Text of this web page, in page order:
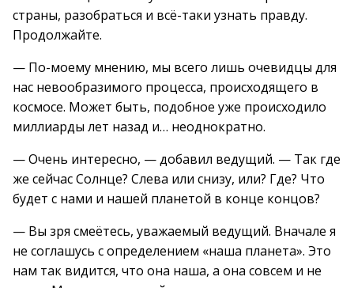
страны, разобраться и всё-таки узнать правду.
Продолжайте.
— По-моему мнению, мы всего лишь очевидцы для
нас невообразимого процесса, происходящего в
космосе. Может быть, подобное уже происходило
миллиарды лет назад и… неоднократно.
— Очень интересно, — добавил ведущий. — Так где
же сейчас Солнце? Слева или снизу, или? Где? Что
будет с нами и нашей планетой в конце концов?
— Вы зря смеётесь, уважаемый ведущий. Вначале я
не соглашусь с определением «наша планета». Это
нам так видится, что она наша, а она совсем и не